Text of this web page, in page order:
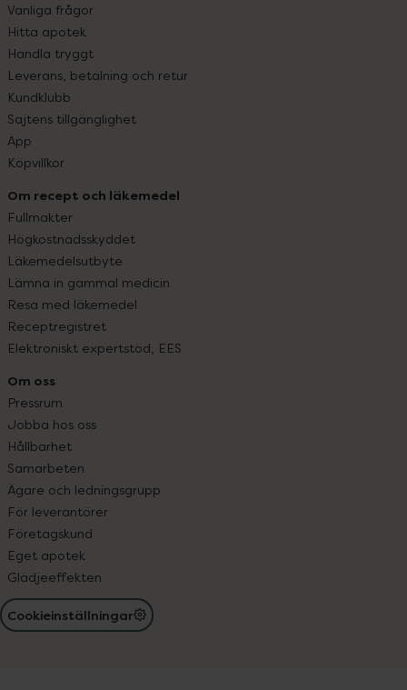
Vanliga frågor
Hitta apotek
Handla tryggt
Leverans, betalning och retur
Kundklubb
Sajtens tillgänglighet
App
Köpvillkor
Om recept och läkemedel
Fullmakter
Högkostnadsskyddet
Läkemedelsutbyte
Lämna in gammal medicin
Resa med läkemedel
Receptregistret
Elektroniskt expertstöd, EES
Om oss
Pressrum
Jobba hos oss
Hållbarhet
Samarbeten
Ägare och ledningsgrupp
För leverantörer
Företagskund
Eget apotek
Glädjeeffekten
Cookieinställningar